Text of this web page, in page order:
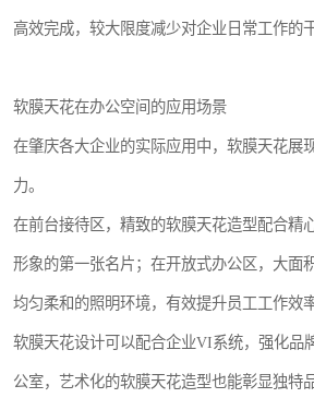
高效完成，较大限度减少对企业日常工作的干
软膜天花在办公空间的应用场景
在肇庆各大企业的实际应用中，软膜天花展
力。
在前台接待区，精致的软膜天花造型配合精
形象的第一张名片；在开放式办公区，大面
均匀柔和的照明环境，有效提升员工工作效
软膜天花设计可以配合企业VI系统，强化品
公室，艺术化的软膜天花造型也能彰显独特